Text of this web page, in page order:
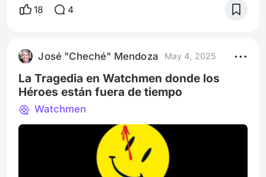
que germina con el paso del tiempo. The
profundo Jim Carrey, es una de esas;
principalmente porque me hizo dudar de mi
propia existencia… Un filme que parecía una
simple sátir
18 4
José "Cheché" Mendoza May 4, 2025
La Tragedia en Watchmen donde los
Héroes están fuera de tiempo
Watchmen